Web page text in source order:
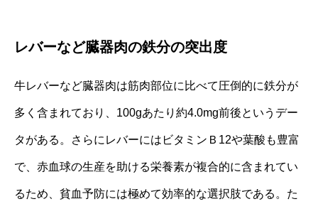
レバーなど臓器肉の鉄分の突出度
牛レバーなど臓器肉は筋肉部位に比べて圧倒的に鉄分が
多く含まれており、100gあたり約4.0mg前後というデー
タがある。さらにレバーにはビタミンＢ12や葉酸も豊富
で、赤血球の生産を助ける栄養素が複合的に含まれてい
るため、貧血予防には極めて効率的な選択肢である。た